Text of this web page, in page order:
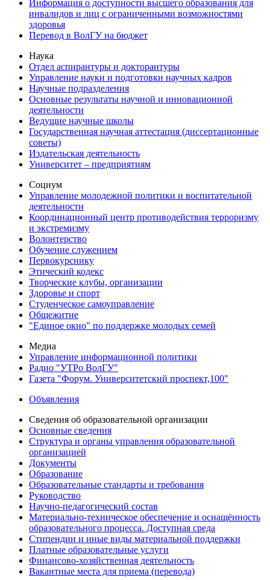
Информация о доступности высшего образования для
инвалидов и лиц с ограниченными возможностями
здоровья
Перевод в ВолГУ на бюджет
Наука
Отдел аспирантуры и докторантуры
Управление науки и подготовки научных кадров
Научные подразделения
Основные результаты научной и инновационной
деятельности
Ведущие научные школы
Государственная научная аттестация (диссертационные
советы)
Издательская деятельность
Университет – предприятиям
Социум
Управление молодежной политики и воспитательной
деятельности
Координационный центр противодействия терроризму
и экстремизму
Волонтерство
Обучение служением
Первокурснику
Этический кодекс
Творческие клубы, организации
Здоровье и спорт
Студенческое самоуправление
Общежитие
"Единое окно" по поддержке молодых семей
Медиа
Управление информационной политики
Радио "УТРо ВолГУ"
Газета "Форум. Университетский проспект,100"
Объявления
Сведения об образовательной организации
Основные сведения
Структура и органы управления образовательной
организацией
Документы
Образование
Образовательные стандарты и требования
Руководство
Научно-педагогический состав
Материально-техническое обеспечение и оснащённость
образовательного процесса. Доступная среда
Стипендии и иные виды материальной поддержки
Платные образовательные услуги
Финансово-хозяйственная деятельность
Вакантные места для приема (перевода)